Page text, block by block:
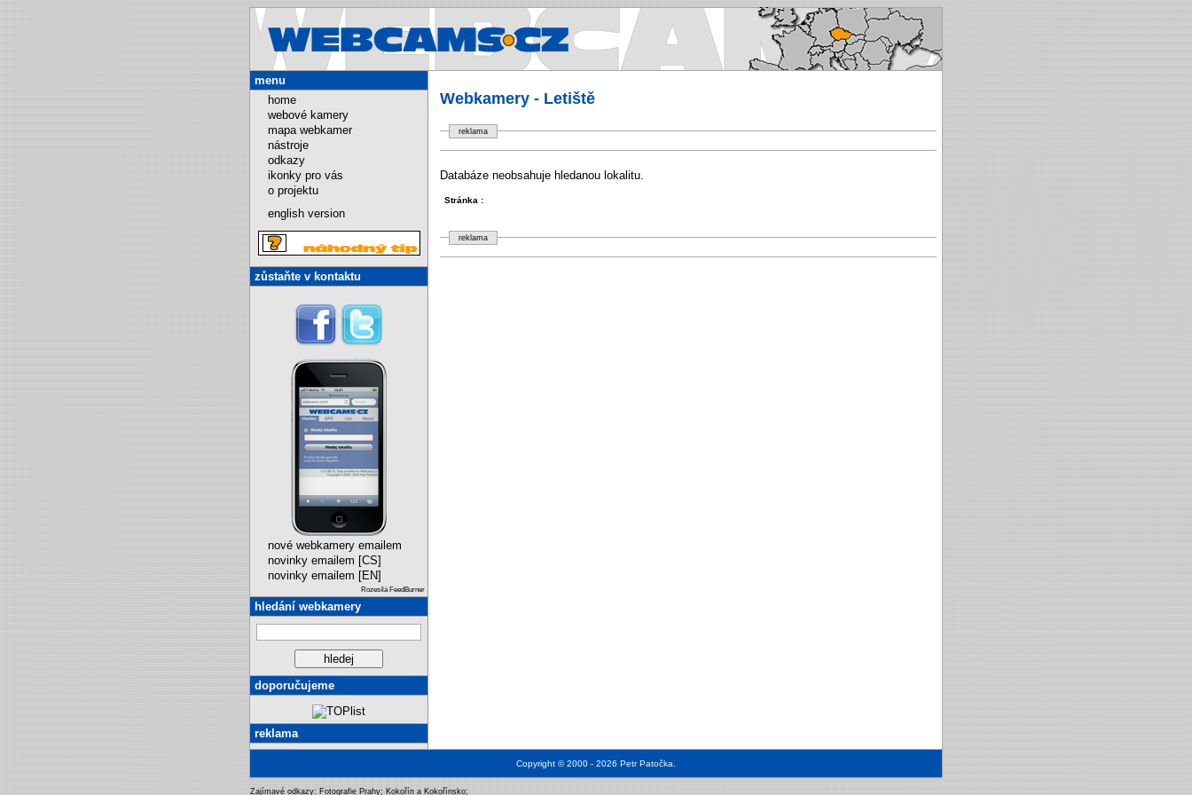
Webcams.cz - Webkamery v České republice
Webkamery - Letiště
reklama
Databáze neobsahuje hledanou lokalitu.
Stránka :
reklama
menu
home
webové kamery
mapa webkamer
nástroje
odkazy
ikonky pro vás
o projektu
english version
zůstaňte v kontaktu
nové webkamery emailem
novinky emailem [CS]
novinky emailem [EN]
Rozesílá FeedBurner
hledání webkamery
doporučujeme
reklama
Copyright © 2000 - 2026 Petr Patočka
Zajímavé odkazy: Fotografie Prahy; Kokořín a Kokořínsko;